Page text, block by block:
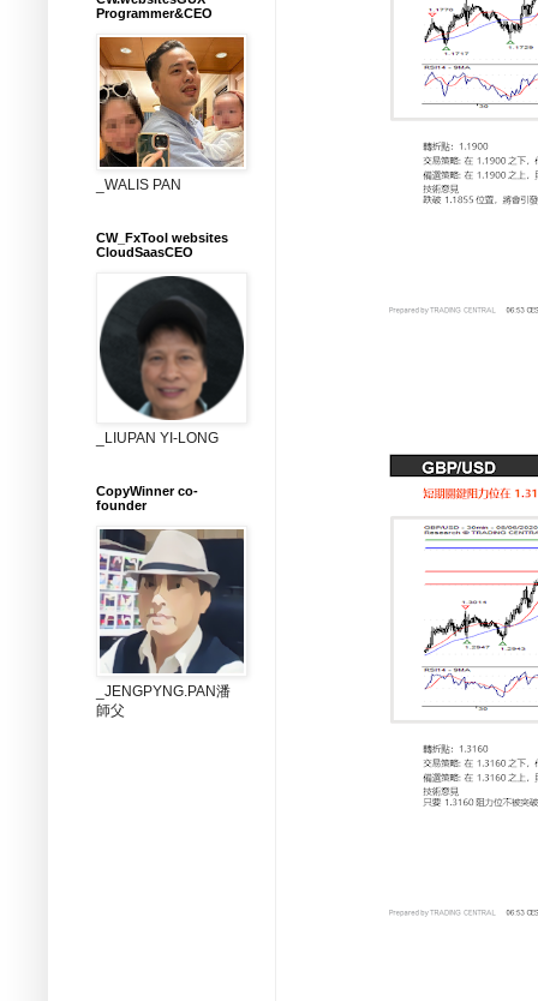
Programmer&CEO
_WALIS PAN
CW_FxTool websites
CloudSaasCEO
_LIUPAN YI-LONG
CopyWinner co-
founder
_JENGPYNG.PAN潘
師父